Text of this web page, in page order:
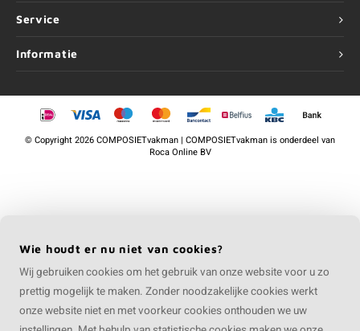
Service
Informatie
©Copyright2026 COMPOSIETvakman | COMPOSIETvakman is onderdeel van
Roca Online BV
Wie houdt er nu niet van cookies?
Wij gebruiken cookies om het gebruik van onze website voor u zo
prettig mogelijk te maken. Zonder noodzakelijke cookies werkt
onze website niet en met voorkeur cookies onthouden we uw